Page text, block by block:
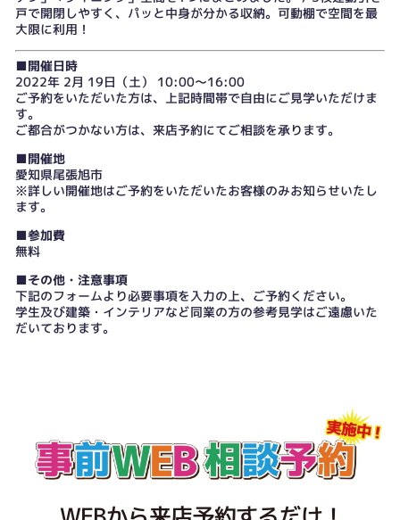
戸で開閉しやすく、パッと中身が分かる収納。可動棚で空間を最
大限に利用！
■開催日時
2022年 2月 19日（土） 10:00～16:00
ご予約をいただいた方は、上記時間帯で自由にご見学いただけま
す。
ご都合がつかない方は、 来店予約にてご相談を承ります。
■開催地
愛知県尾張旭市
※詳しい開催地はご予約をいただいたお客様のみお知らせいたし
ます。
■参加費
無料
■その他・注意事項
下記のフォームより必要事項を入力の上、ご予約ください。
学生及び建築・インテリアなど同業の方の参考見学はご遠慮いた
だいております。